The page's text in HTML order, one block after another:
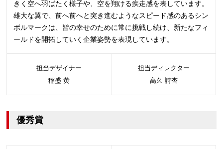
きく空へ羽ばたく様子や、空を翔ける疾走感を表しています。
雄大な翼で、前へ前へと突き進むようなスピード感のあるシン
ボルマークは、皆の幸せのために常に挑戦し続け、新たなフィ
ールドを開拓していく企業姿勢を表現しています。
担当デザイナー
稲盛 黄
担当ディレクター
高久 詩杏
優秀賞